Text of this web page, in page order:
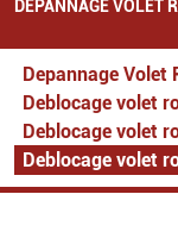
DEPANNAGE VOLET
Depannage Volet
Deblocage volet
Deblocage volet
Deblocage volet